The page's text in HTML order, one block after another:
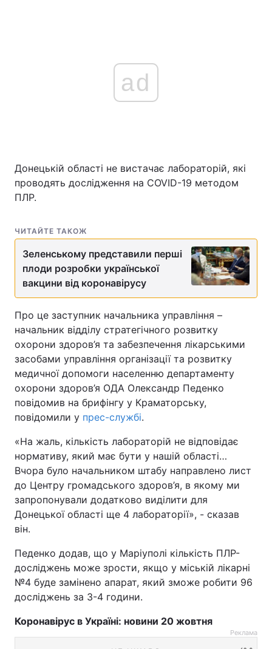
ad
Донецькій області не вистачає лабораторій, які
проводять дослідження на COVID-19 методом
ПЛР.
ЧИТАЙТЕ ТАКОЖ
Зеленському представили перші
плоди розробки української
вакцини від коронавірусу
Про це заступник начальника управління –
начальник відділу стратегічного розвитку
охорони здоров’я та забезпечення лікарськими
засобами управління організації та розвитку
медичної допомоги населенню департаменту
охорони здоров’я ОДА Олександр Педенко
повідомив на брифінгу у Краматорську,
повідомили у прес-службі.
«На жаль, кількість лабораторій не відповідає
нормативу, який має бути у нашій області…
Вчора було начальником штабу направлено лист
до Центру громадського здоров’я, в якому ми
запропонували додатково виділити для
Донецької області ще 4 лабораторії», - сказав
він.
Педенко додав, що у Маріуполі кількість ПЛР-
досліджень може зрости, якщо у міській лікарні
№4 буде замінено апарат, який зможе робити 96
досліджень за 3-4 години.
Коронавірус в Україні: новини 20 жовтня
Реклама